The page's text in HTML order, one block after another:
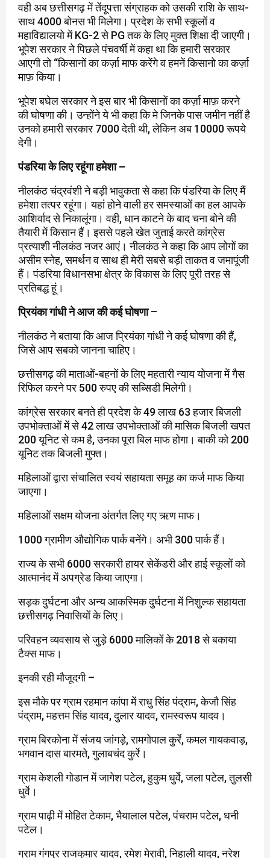
वही अब छत्तीसगढ़ में तेंदूपत्ता संग्राहक को उसकी राशि के साथ-
साथ 4000 बोनस भी मिलेगा। प्रदेश के सभी स्कूलों व
महाविद्यालयो में KG-2 से PG तक के लिए मुक्त शिक्षा दी जाएगी।
भूपेश सरकार ने पिछले पंचवर्षी में कहा था कि हमारी सरकार
आएगी तो “किसानों का कर्ज़ा माफ करेंगे व हमनें किसानो का कर्ज़ा
माफ़ किया।
भूपेश बघेल सरकार ने इस बार भी किसानों का कर्ज़ा माफ़ करने
की घोषणा की। उन्होंने ये भी कहा कि मे जिनके पास जमीन नहीं है
उनको हमारी सरकार 7000 देती थी, लेकिन अब 10000 रूपये
देगी।
पंडरिया के लिए रहूंगा हमेशा –
नीलकंठ चंद्रवंशी ने बड़ी भावुकता से कहा कि पंडरिया के लिए मैं
हमेशा तत्पर रहूंगा। यहां होने वाली हर समस्याओं का हल आपके
आशिर्वाद से निकालूंगा। वही, धान काटने के बाद चना बोने की
तैयारी में किसान हैं। इससे पहले खेत जुताई करते कांग्रेस
प्रत्याशी नीलकंठ नजर आएं। नीलकंठ ने कहा कि आप लोगों का
असीम स्नेह, समर्थन व साथ ही मेरी सबसे बड़ी ताकत व जमापूंजी
हैं। पंडरिया विधानसभा क्षेत्र के विकास के लिए पूरी तरह से
प्रतिबद्ध हूं।
प्रियंका गांधी ने आज की कई घोषणा–
नीलकंठ ने बताया कि आज प्रियंका गांधी ने कई घोषणा की हैं,
जिसे आप सबको जानना चाहिए।
छत्तीसगढ़ की माताओं-बहनों के लिए महतारी न्याय योजना में गैस
रिफिल करने पर 500 रुपए की सब्सिडी मिलेगी।
कांग्रेस सरकार बनते ही प्रदेश के 49 लाख 63 हजार बिजली
उपभोक्ताओं में से 42 लाख उपभोक्ताओं की मासिक बिजली खपत
200 यूनिट से कम है, उनका पूरा बिल माफ होगा। बाकी को 200
यूनिट तक बिजली मुफ्त।
महिलाओं द्वारा संचालित स्वयं सहायता समूह का कर्ज माफ किया
जाएगा।
महिलाओं सक्षम योजना अंतर्गत लिए गए ऋण माफ।
1000 ग्रामीण औद्योगिक पार्क बनेंगे। अभी 300 पार्क हैं।
राज्य के सभी 6000 सरकारी हायर सेकेंडरी और हाई स्कूलों को
आत्मानंद में अपग्रेड किया जाएगा।
सड़क दुर्घटना और अन्य आकस्मिक दुर्घटना में निशुल्क सहायता
छत्तीसगढ़ निवासियों के लिए।
परिवहन व्यवसाय से जुड़े 6000 मालिकों के 2018 से बकाया
टैक्स माफ।
इनकी रही मौजूदगी –
इस मौके पर ग्राम रहमान कांपा में राधु सिंह पंद्राम, केजौ सिंह
पंद्राम, महत्तम सिंह यादव, दुलार यादव, रामस्वरूप यादव।
ग्राम बिरकोना में संजय जांगड़े, रामगोपाल कुर्रे, कमल गायकवाड़,
भगवान दास बारमते, गुलाबचंद कुर्रे।
ग्राम केशली गोडान में जागेश पटेल, हुकुम धुर्वे, जला पटेल, तुलसी
धुर्वे।
ग्राम पाढ़ी में मोहित टेकाम, भैयालाल पटेल, पंचराम पटेल, धनी
पटेल।
ग्राम गंगपुर राजकुमार यादव, रमेश मेरावी, निहाली यादव, नरेश